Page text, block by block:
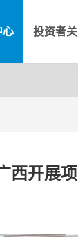
心 投资者
西开展